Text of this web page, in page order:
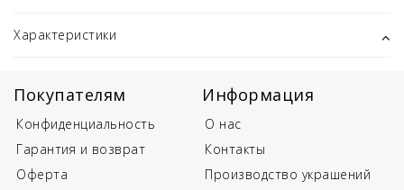
Характеристики
Покупателям
Конфиденциальность
Гарантия и возврат
Оферта
Информация
О нас
Контакты
Производство украшений